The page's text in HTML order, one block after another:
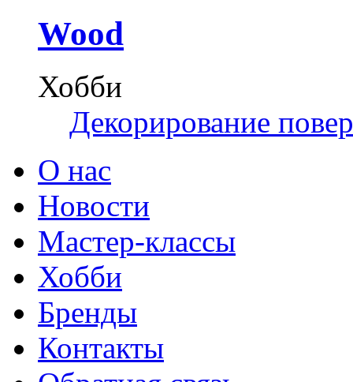
Wood
Хобби
Декорирование
О нас
Новости
Мастер-классы
Хобби
Бренды
Контакты